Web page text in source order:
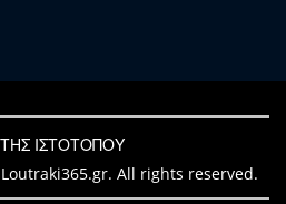
ΙΣΤΟΤΟΠΟΥ
All rights reserved.